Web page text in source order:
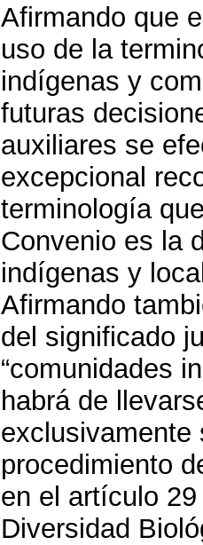
Afirmando que
uso de la
indígenas y
futuras
auxiliares se
excepcional
terminología
Convenio es la
indígenas y
Afirmando
del significado
“comunidades
habrá de
exclusivamente
procedimiento
en el artículo
Diversidad